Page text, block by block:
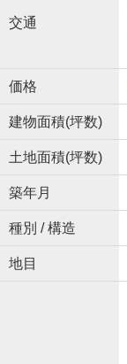
交通
価格
建物面積(坪数)
土地面積(坪数)
築年月
種別 / 構造
地目